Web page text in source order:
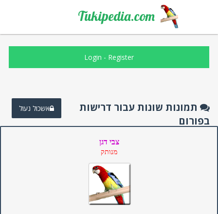
Tukipedia.com
Login - Register
אשכול נעול
תמונות שונות עבור דרישות
בפורום
צבי דגן
מנותק